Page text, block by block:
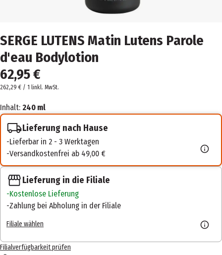
SERGE LUTENS Matin Lutens Parole
d'eau Bodylotion
62,95 €
262,29 € / 1 linkl. MwSt.
Inhalt: 240 ml
Lieferung nach Hause
Lieferbar in 2 - 3 Werktagen
Versandkostenfrei ab 49,00 €
Lieferung in die Filiale
Kostenlose Lieferung
Zahlung bei Abholung in der Filiale
Filiale wählen
Filialverfügbarkeit prüfen